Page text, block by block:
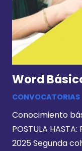
Word
CONVOCATORIAS
Conocimiento
POSTULA
2025 Segunda